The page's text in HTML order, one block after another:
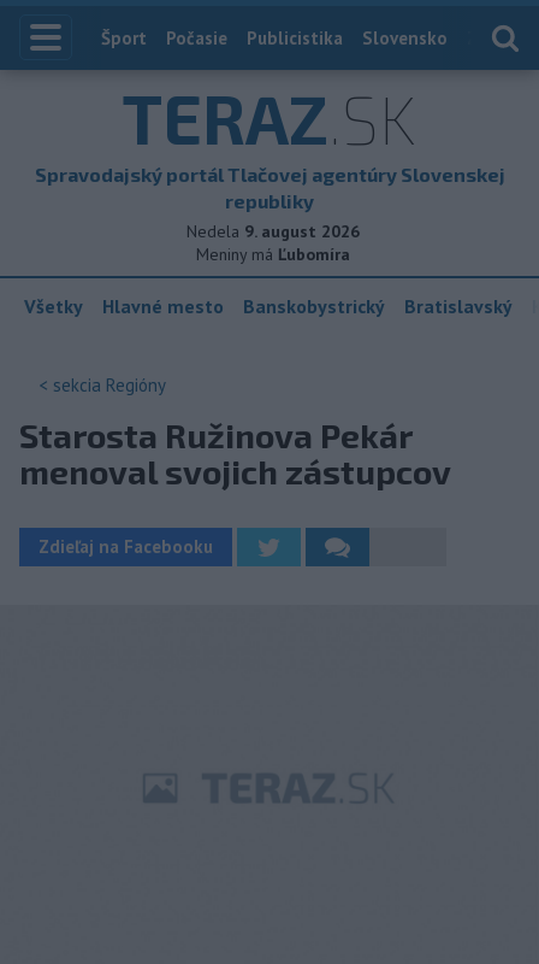
Index
Šport Počasie Publicistika Slovensko
TERAZ.SK
Spravodajský portál Tlačovej agentúry Slovenskej
republiky
Nedela 9. august 2026
Meniny má Ľubomíra
Všetky Hlavné mesto Banskobystrický Bratislavský
< sekcia Regióny
Starosta Ružinova Pekár
menoval svojich zástupcov
Zdieľaj na Facebooku